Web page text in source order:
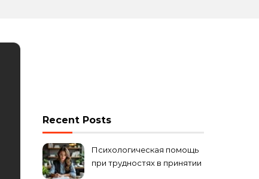
Recent Posts
Психологическая помощь
при трудностях в принятии